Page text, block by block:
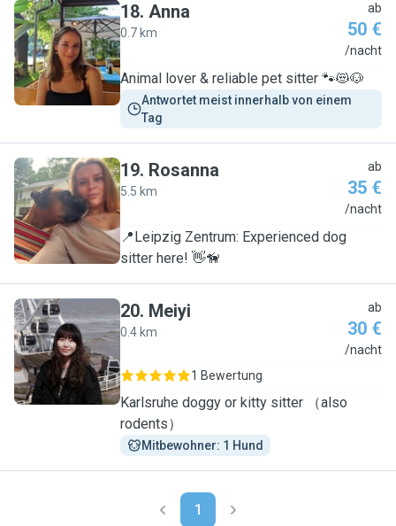
A
18. Anna
0.7 km
ab
50 €
/nacht
Animal lover & reliable pet sitter 🐾😻🐶
Antwortet meist innerhalb von einem
Tag
R
19. Rosanna
5.5 km
ab
35 €
/nacht
📍Leipzig Zentrum: Experienced dog
sitter here! 👋🦮
M
20. Meiyi
0.4 km
ab
30 €
/nacht
1 Bewertung
Karlsruhe doggy or kitty sitter （also
rodents）
Mitbewohner: 1 Hund
1